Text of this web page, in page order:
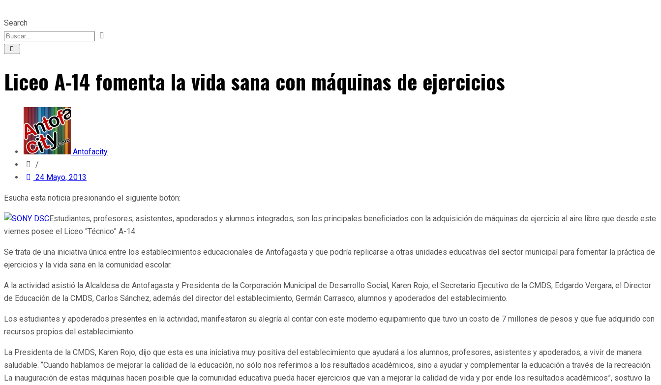
Search
Liceo A-14 fomenta la vida sana con máquinas de ejercicios
Antofacity
/
24 Mayo, 2013
Esucha esta noticia presionando el siguiente botón:
Estudiantes, profesores, asistentes, apoderados y alumnos integrados, son los principales beneficiados con la adquisición de máquinas de ejercicio al aire libre que desde este
viernes posee el Liceo “Técnico” A-14.
Se trata de una iniciativa única entre los establecimientos educacionales de Antofagasta y que podría replicarse a otras unidades educativas del sector municipal para fomentar la práctica de
ejercicios y la vida sana en la comunidad escolar.
A la actividad asistió la Alcaldesa de Antofagasta y Presidenta de la Corporación Municipal de Desarrollo Social, Karen Rojo; el Secretario Ejecutivo de la CMDS, Edgardo Vergara; el Director
de Educación de la CMDS, Carlos Sánchez, además del director del establecimiento, Germán Carrasco, alumnos y apoderados del establecimiento.
Los estudiantes y apoderados presentes en la actividad, manifestaron su alegría al contar con este moderno equipamiento que tuvo un costo de 7 millones de pesos y que fue adquirido con
recursos propios del establecimiento.
La Presidenta de la CMDS, Karen Rojo, dijo que esta es una iniciativa muy positiva del establecimiento que ayudará a los alumnos, profesores, asistentes y apoderados, a vivir de manera
saludable. “Cuando hablamos de mejorar la calidad de la educación, no sólo nos referimos a los resultados académicos, sino a ayudar y complementar la educación a través de la recreación.
La inauguración de estas máquinas hacen posible que la comunidad educativa pueda hacer ejercicios que van a mejorar la calidad de vida y por ende los resultados académicos”, sostuvo la